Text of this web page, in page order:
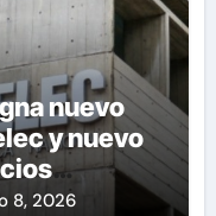
nuevo
y nuevo
8, 2026